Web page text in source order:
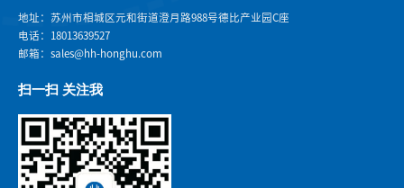
地址：苏州市相城区元和街道澄月路988号德比产业园C座
电话：18013639527
邮箱：sales@hh-honghu.com
扫一扫 关注我